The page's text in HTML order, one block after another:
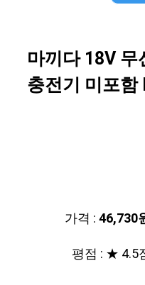
마끼다 18V
충전기 미포함
가격 :46,730
평점 : ★ 4.5